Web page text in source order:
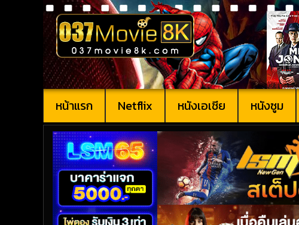
หน้าแรก Netflix หนังเอเชีย หนังซูม